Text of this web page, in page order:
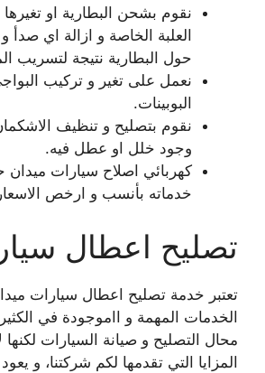
نقوم بشحن البطارية او
العلبة الخاصة و ازالة اي صدأ
حول البطارية نتيجة لتسريب
نعمل على تغير و تركيب
البوبينات.
نقوم بتصليح و تنظيف
وجود خلل او عطل فيه.
كهربائي اصلاح سيارات ميدان
خدماته بأنسب و ارخص
تصليح اعطال
تعتبر خدمة تصليح اعطال سيارات
الخدمات المهمة و ااموجودة في
محال التصليح و صيانة السيارات
المزايا التي تقدمها لكم شركتنا، و